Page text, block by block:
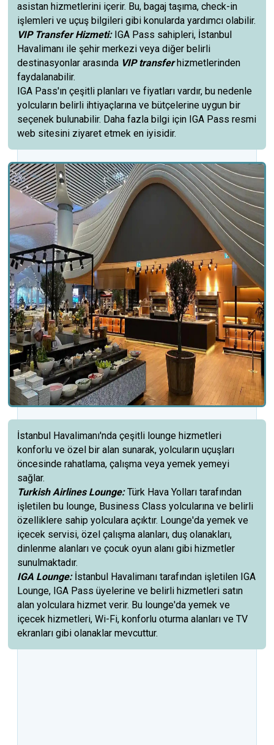
asistan hizmetlerini içerir. Bu, bagaj taşıma, check-in
işlemleri ve uçuş bilgileri gibi konularda yardımcı olabilir.
VIP Transfer Hizmeti:IGA Pass sahipleri, İstanbul
Havalimanı ile şehir merkezi veya diğer belirli
destinasyonlar arasında VIP transferhizmetlerinden
faydalanabilir.
IGA Pass'ın çeşitli planları ve fiyatları vardır, bu nedenle
yolcuların belirli ihtiyaçlarına ve bütçelerine uygun bir
seçenek bulunabilir. Daha fazla bilgi için IGA Pass resmi
web sitesini ziyaret etmek en iyisidir.
İstanbul Havalimanı'nda çeşitli lounge hizmetleri
konforlu ve özel bir alan sunarak, yolcuların uçuşları
öncesinde rahatlama, çalışma veya yemek yemeyi
sağlar.
Turkish Airlines Lounge:Türk Hava Yolları tarafından
işletilen bu lounge, Business Class yolcularına ve belirli
özelliklere sahip yolculara açıktır. Lounge'da yemek ve
içecek servisi, özel çalışma alanları, duş olanakları,
dinlenme alanları ve çocuk oyun alanı gibi hizmetler
sunulmaktadır.
IGA Lounge:İstanbul Havalimanı tarafından işletilen IGA
Lounge, IGA Pass üyelerine ve belirli hizmetleri satın
alan yolculara hizmet verir. Bu lounge'da yemek ve
içecek hizmetleri, Wi-Fi, konforlu oturma alanları ve TV
ekranları gibi olanaklar mevcuttur.